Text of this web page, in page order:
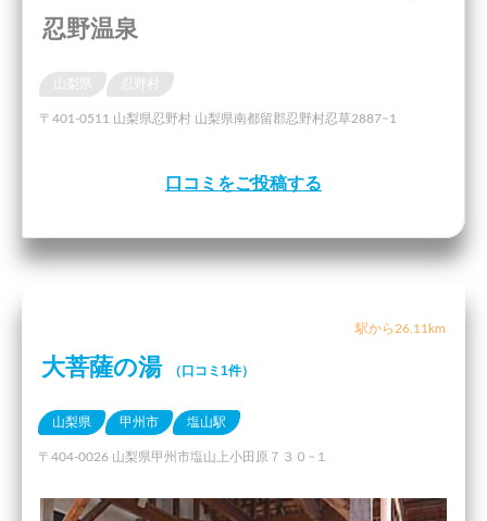
忍野温泉
山梨県
〒401-0511 山梨県忍野村 山梨県南都留郡忍野村忍草2887−1
口コミをご投稿する
駅から26.11km
大菩薩の湯 （口コミ1件）
山梨県 甲州市 塩山駅
〒404-0026 山梨県甲州市塩山上小田原７３０−１